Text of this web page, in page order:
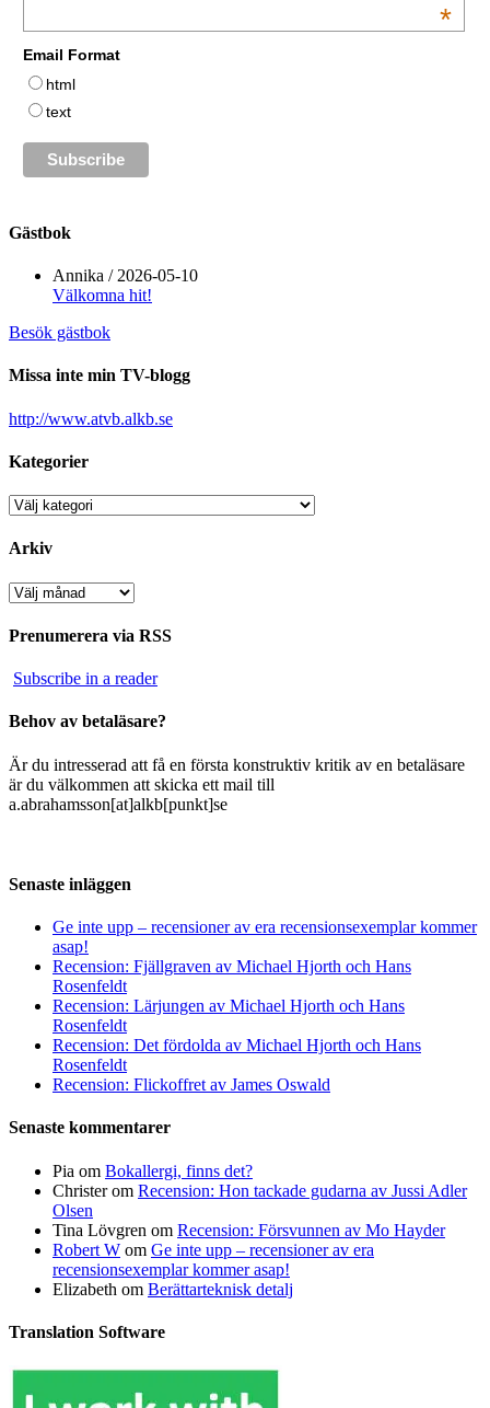
*
Email Format
html
text
Gästbok
Annika / 2026-05-10
Välkomna hit!
Besök gästbok
Missa inte min TV-blogg
http://www.atvb.alkb.se
Kategorier
Kategorier
Arkiv
Arkiv
Prenumerera via RSS
Subscribe in a reader
Behov av betaläsare?
Är du intresserad att få en första konstruktiv kritik av en betaläsare
är du välkommen att skicka ett mail till
a.abrahamsson[at]alkb[punkt]se
Senaste inläggen
Ge inte upp – recensioner av era recensionsexemplar kommer
asap!
Recension: Fjällgraven av Michael Hjorth och Hans
Rosenfeldt
Recension: Lärjungen av Michael Hjorth och Hans
Rosenfeldt
Recension: Det fördolda av Michael Hjorth och Hans
Rosenfeldt
Recension: Flickoffret av James Oswald
Senaste kommentarer
Pia om Bokallergi, finns det?
Christerom Recension: Hon tackade gudarna av Jussi Adler
Olsen
Tina Lövgren om Recension: Försvunnen av Mo Hayder
Robert W om Ge inte upp – recensioner av era
recensionsexemplar kommer asap!
Elizabeth om Berättarteknisk detalj
Translation Software